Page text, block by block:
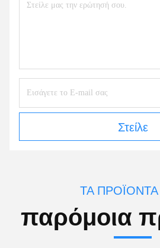
Στείλε
ΤΑ
παρόμοια